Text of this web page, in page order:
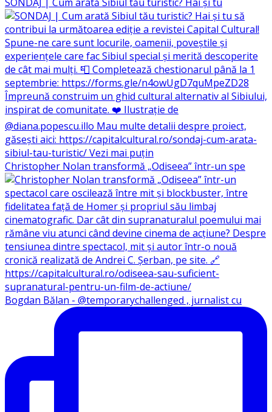
Christopher Nolan transformă „Odiseea” într-un spe
Bogdan Bălan - @temporarychallenged , jurnalist cu